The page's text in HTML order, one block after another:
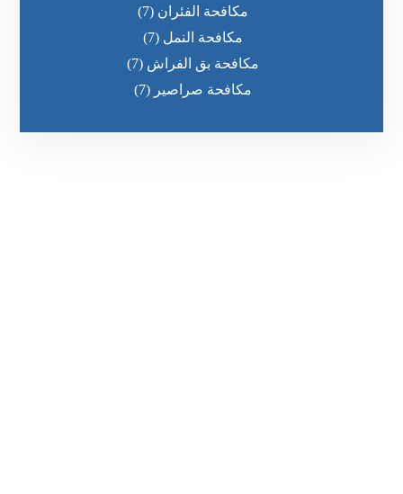
مكافحة الفئران (7)
مكافحة النمل (7)
مكافحة بق الفراش (7)
مكافحة صراصير (7)